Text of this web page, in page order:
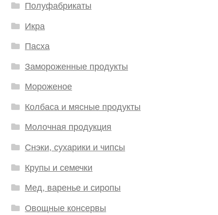
Полуфабрикаты
Икра
Пасха
Замороженные продукты
Мороженое
Колбаса и мясные продукты
Молочная продукция
Снэки, сухарики и чипсы
Крупы и семечки
Мед, варенье и сиропы
Овощные консервы